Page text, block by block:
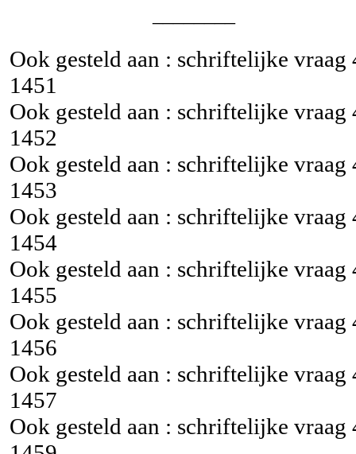
Ook gesteld aan : schriftelijke vraag
1451
Ook gesteld aan : schriftelijke vraag
1452
Ook gesteld aan : schriftelijke vraag
1453
Ook gesteld aan : schriftelijke vraag
1454
Ook gesteld aan : schriftelijke vraag
1455
Ook gesteld aan : schriftelijke vraag
1456
Ook gesteld aan : schriftelijke vraag
1457
Ook gesteld aan : schriftelijke vraag